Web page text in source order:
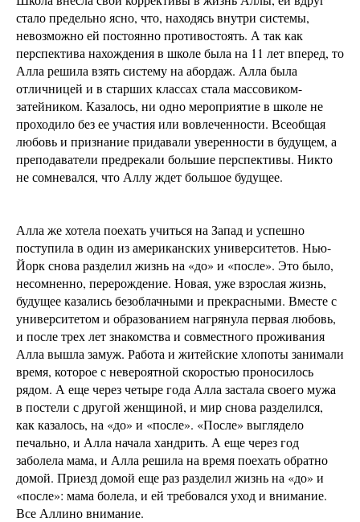
стало предельно ясно, что, находясь внутри системы,
невозможно ей постоянно противостоять. А так как
перспектива нахождения в школе была на 11 лет вперед, то
Алла решила взять систему на абордаж. Алла была
отличницей и в старших классах стала массовиком-
затейником. Казалось, ни одно мероприятие в школе не
проходило без ее участия или вовлеченности. Всеобщая
любовь и признание придавали уверенности в будущем, а
преподаватели предрекали большие перспективы. Никто
не сомневался, что Аллу ждет большое будущее.
Алла же хотела поехать учиться на Запад и успешно
поступила в один из американских университетов. Нью-
Йорк снова разделил жизнь на «до» и «после». Это было,
несомненно, перерождение. Новая, уже взрослая жизнь,
будущее казались безоблачными и прекрасными. Вместе с
университетом и образованием нагрянула первая любовь,
и после трех лет знакомства и совместного проживания
Алла вышла замуж. Работа и житейские хлопоты занимали
время, которое с невероятной скоростью проносилось
рядом. А еще через четыре года Алла застала своего мужа
в постели с другой женщиной, и мир снова разделился,
как казалось, на «до» и «после». «После» выглядело
печально, и Алла начала хандрить. А еще через год
заболела мама, и Алла решила на время поехать обратно
домой. Приезд домой еще раз разделил жизнь на «до» и
«после»: мама болела, и ей требовался уход и внимание.
Все Аллино внимание.